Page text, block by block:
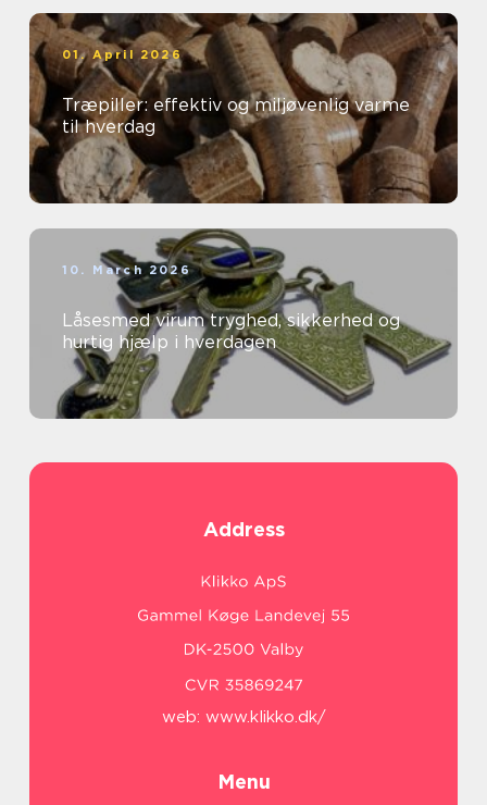
01. April 2026
Træpiller: effektiv og miljøvenlig varme
til hverdag
10. March 2026
Låsesmed virum tryghed, sikkerhed og
hurtig hjælp i hverdagen
Address
web: www.klikko.dk/
Menu